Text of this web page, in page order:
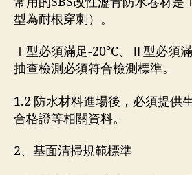
型為耐根穿刺）。
Ⅰ型必須滿足-20℃、Ⅱ型必須
抽查檢測必須符合檢測標準。
1.2 防水材料進場後，必須提供
合格證等相關資料。
2、基面清掃規範標準